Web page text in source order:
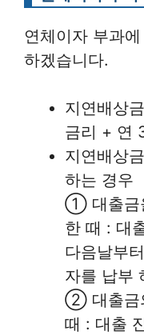
연체이자 부과
하겠습니다.
지연배상
금리 + 연
지연배상
하는 경우
① 대출금
한 때 : 대
다음날부
자를 납부
② 대출금
때 : 대출